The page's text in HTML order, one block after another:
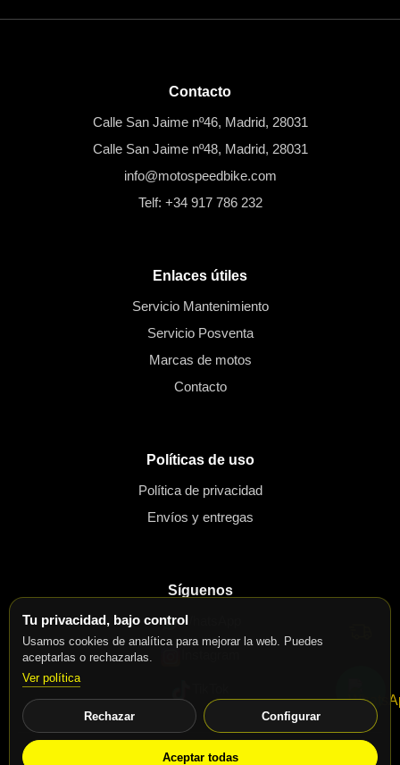
Tu privacidad, bajo control
Usamos cookies de analítica para mejorar la web. Puedes
aceptarlas o rechazarlas.
Ver política
Rechazar Configurar
Aceptar todas
Contacto
Calle San Jaime nº46, Madrid, 28031
Calle San Jaime nº48, Madrid, 28031
info@motospeedbike.com
Telf: +34 917 786 232
Enlaces útiles
Servicio Mantenimiento
Servicio Posventa
Marcas de motos
Contacto
Políticas de uso
Política de privacidad
Envíos y entregas
Síguenos
WhatsApp
© 2026 Motos Speed Bike. Todos los derechos reservados.